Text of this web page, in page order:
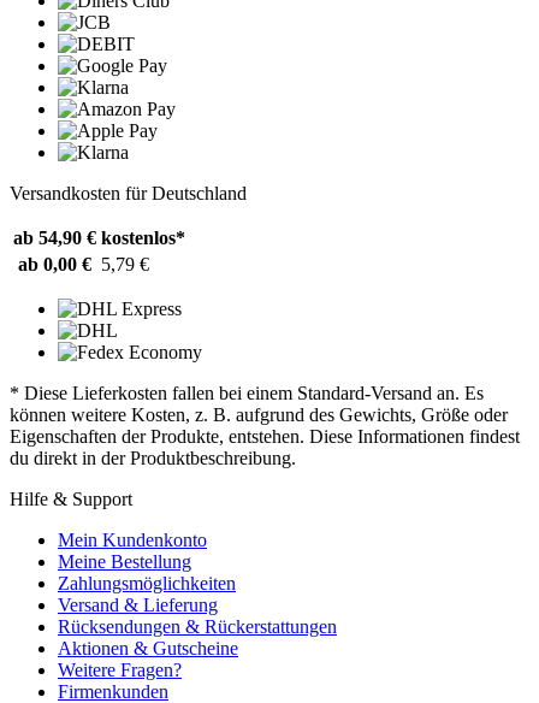
Versandkosten für Deutschland
ab 54,90 € kostenlos*
ab 0,00 € 5,79 €
* Diese Lieferkosten fallen bei einem Standard-Versand an. Es
können weitere Kosten, z. B. aufgrund des Gewichts, Größe oder
Eigenschaften der Produkte, entstehen. Diese Informationen findest
du direkt in der Produktbeschreibung.
Hilfe & Support
Mein Kundenkonto
Meine Bestellung
Zahlungsmöglichkeiten
Versand & Lieferung
Rücksendungen & Rückerstattungen
Aktionen & Gutscheine
Weitere Fragen?
Firmenkunden